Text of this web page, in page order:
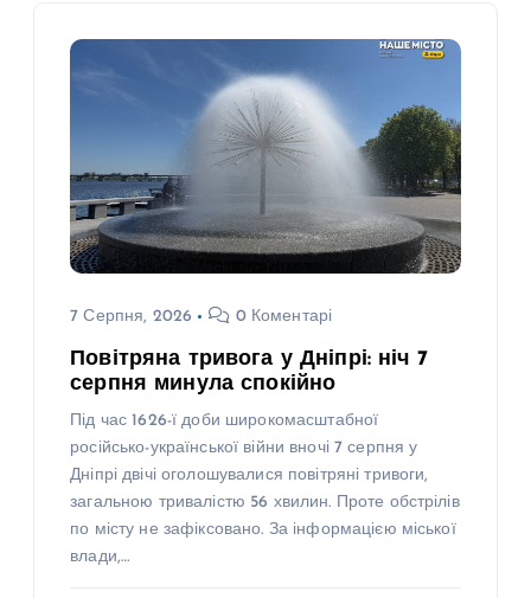
7 Серпня, 2026 0 Коментарі
Повітряна тривога у Дніпрі: ніч 7
серпня минула спокійно
Під час 1626-ї доби широкомасштабної
російсько-української війни вночі 7 серпня у
Дніпрі двічі оголошувалися повітряні тривоги,
загальною тривалістю 56 хвилин. Проте обстрілів
по місту не зафіксовано. За інформацією міської
влади,…